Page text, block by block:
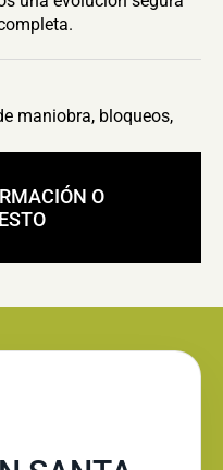
maniobra, bloqueos,
O